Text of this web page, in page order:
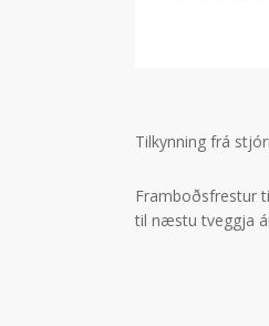
Tilkynning frá
Framboðsfrestur
til næstu tveggja